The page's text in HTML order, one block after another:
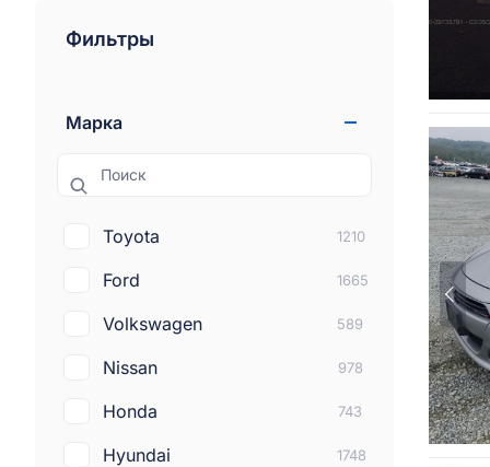
Фильтры
Марка
Поиск
Toyota 1210
Ford 1665
Volkswagen 589
Nissan 978
Honda 743
Hyundai 1748